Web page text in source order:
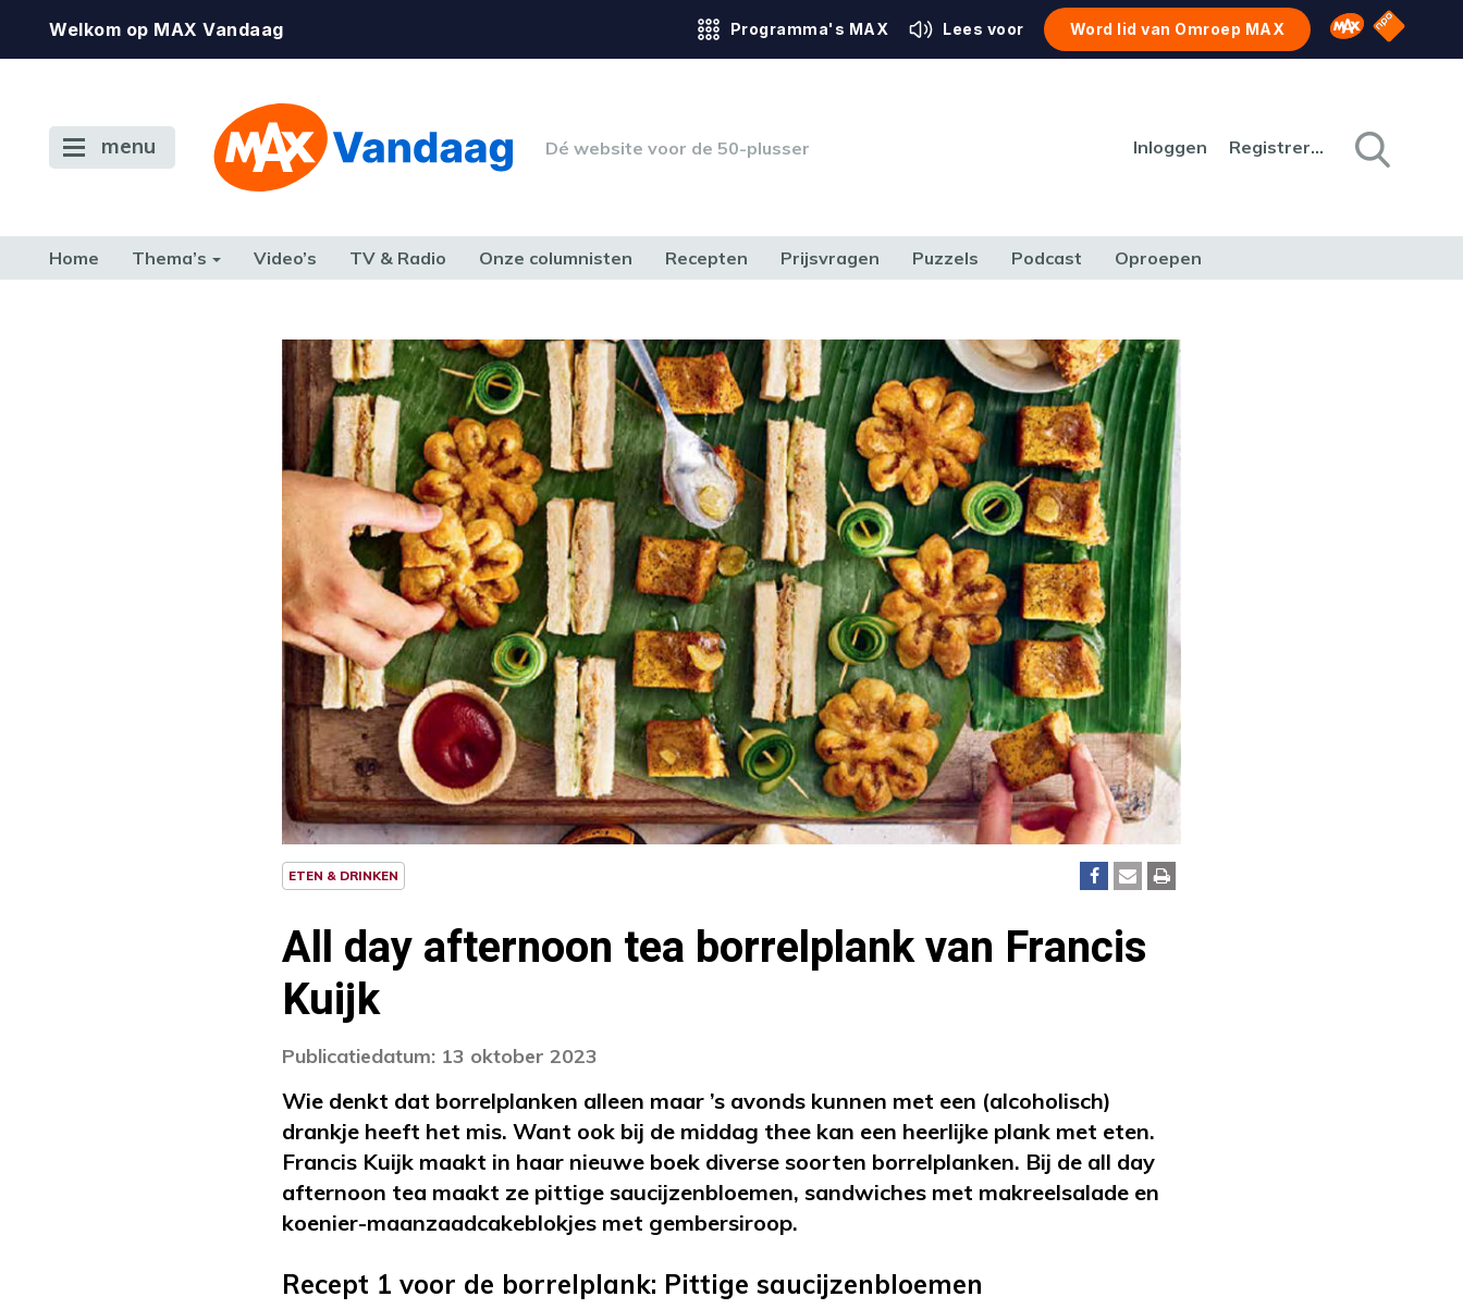
Welkom op MAX Vandaag Programma's MAX Lees voor Word lid van Omroep MAX Omroep MAX
NPO
menu Dé website voor de 50-plusser Inloggen Registreren
Home Thema’s Video’s TV & Radio Onze columnisten Recepten Prijsvragen Puzzels Podcast Oproepen
ETEN & DRINKEN
All day afternoon tea borrelplank van Francis
Kuijk
Publicatiedatum: 13 oktober 2023
Wie denkt dat borrelplanken alleen maar ’s avonds kunnen met een (alcoholisch)
drankje heeft het mis. Want ook bij de middag thee kan een heerlijke plank met eten.
Francis Kuijk maakt in haar nieuwe boek diverse soorten borrelplanken. Bij de all day
afternoon tea maakt ze pittige saucijzenbloemen, sandwiches met makreelsalade en
koenier-maanzaadcakeblokjes met gembersiroop.
Recept 1 voor de borrelplank: Pittige saucijzenbloemen